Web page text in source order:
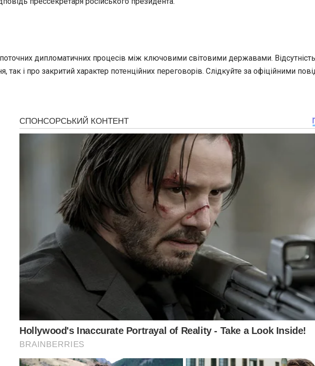
дипломатичних процесів між ключовими світовими державами.
так і про закритий характер потенційних переговорів. Слідкуйте за офіційними